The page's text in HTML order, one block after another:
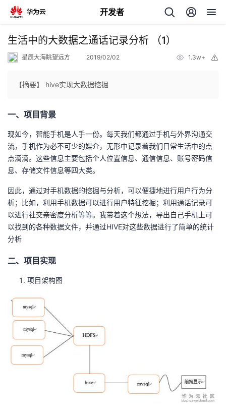
开发者
返
个
人
主
页
我
的
开
发
者
博
客
的
论
坛
我
的
圈
我
的
我
生活中的大数据之通话记录分析 （1）
星辰大海眺望远方 2019/02/02 1.3w+
【摘要】 hive实现大数据挖掘
一、项目背景
现如今，智能手机是人手一份。每天我们都通过手机与外界沟通交
流，手机作为必不可少的媒介，无形中记录着我们日常生活中的点
点滴滴。这些信息主要包括个人位置信息、通信信息、账号密码信
息、存储文件信息等四大类。
因此，通过对手机数据的挖掘与分析，可以便捷地进行用户行为分
析；比如，利用手机数据可以进行用户特征挖掘；利用通话记录可
以进行社交亲密度分析等等。我带着这个想法，导出自己手机上可
以找到的各种数据文件，并通过HIVE对这些数据进行了简单的统计
分析
二、项目实现
项目架构图